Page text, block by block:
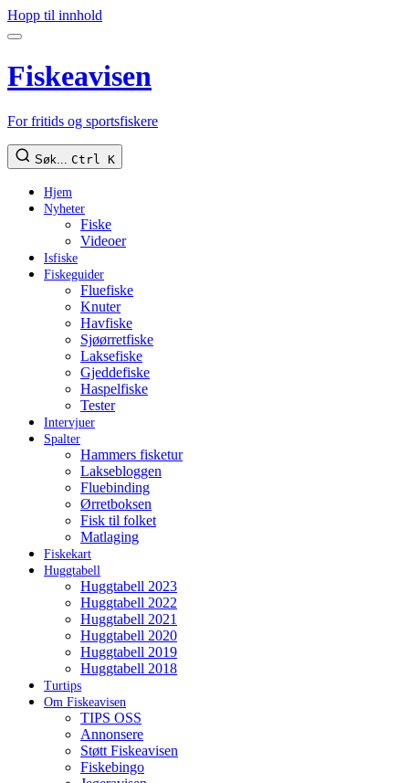
Hopp til innhold
Fiskeavisen
For fritids og sportsfiskere
Søk... Ctrl K
Hjem
Nyheter
Fiske
Videoer
Isfiske
Fiskeguider
Fluefiske
Knuter
Havfiske
Sjøørretfiske
Laksefiske
Gjeddefiske
Haspelfiske
Tester
Intervjuer
Spalter
Hammers fisketur
Laksebloggen
Fluebinding
Ørretboksen
Fisk til folket
Matlaging
Fiskekart
Huggtabell
Huggtabell 2023
Huggtabell 2022
Huggtabell 2021
Huggtabell 2020
Huggtabell 2019
Huggtabell 2018
Turtips
Om Fiskeavisen
TIPS OSS
Annonsere
Støtt Fiskeavisen
Fiskebingo